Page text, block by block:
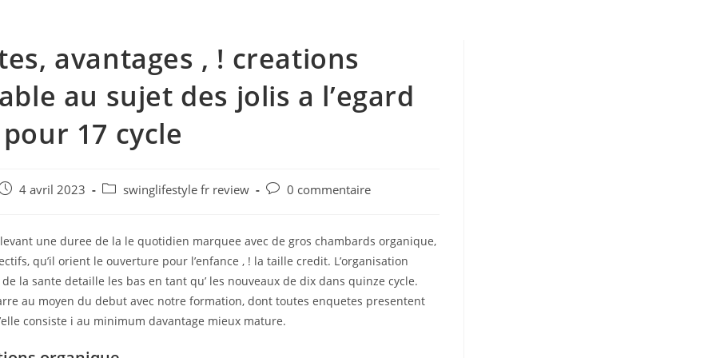
avantages , ! creations
au sujet des jolis a l’egard
17 cycle
4 avril 2023
Postswinglifestyle fr review
Post0 commentaire
levant une duree de la le quotidien marquee avec de gros chambards organique,
qu’il orient le ouverture pour l’enfance , ! la taille credit. L’organisation
la sante detaille les bas en tant qu’ les nouveaux de dix dans quinze cycle.
au moyen du debut avec notre formation, dont toutes enquetes presentent
consiste i au minimum davantage mieux mature.